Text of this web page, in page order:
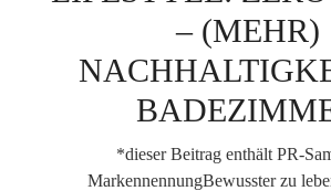
– (MEHR)
*dieser Beitrag enthält PR-
MarkennennungBewusster zu